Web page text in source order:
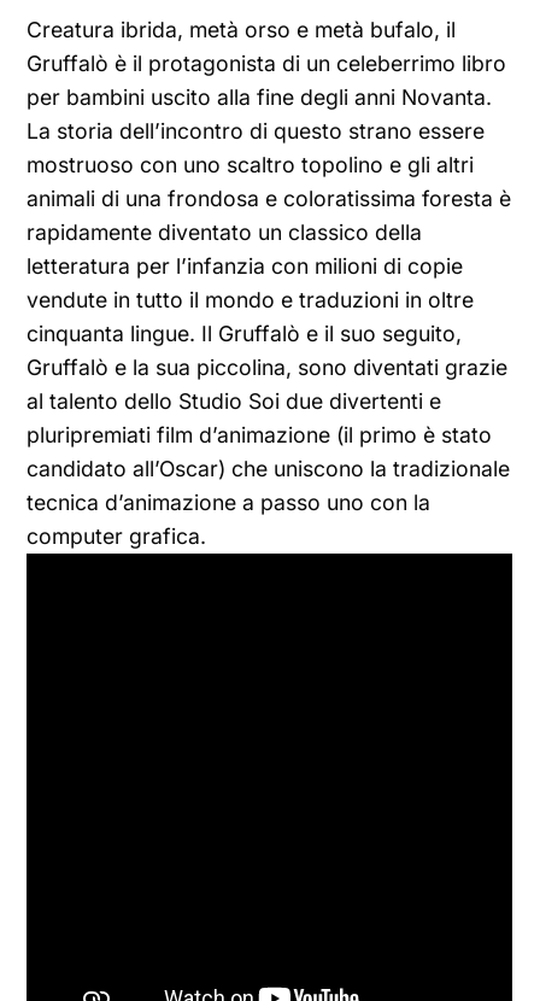
Creatura ibrida, metà orso e metà bufalo, il
Gruffalò è il protagonista di un celeberrimo libro
per bambini uscito alla fine degli anni Novanta.
La storia dell’incontro di questo strano essere
mostruoso con uno scaltro topolino e gli altri
animali di una frondosa e coloratissima foresta è
rapidamente diventato un classico della
letteratura per l’infanzia con milioni di copie
vendute in tutto il mondo e traduzioni in oltre
cinquanta lingue. Il Gruffalò e il suo seguito,
Gruffalò e la sua piccolina, sono diventati grazie
al talento dello Studio Soi due divertenti e
pluripremiati film d’animazione (il primo è stato
candidato all’Oscar) che uniscono la tradizionale
tecnica d’animazione a passo uno con la
computer grafica.